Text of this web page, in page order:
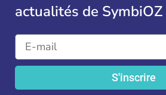
actualités de SymbiOZ
S'inscrire